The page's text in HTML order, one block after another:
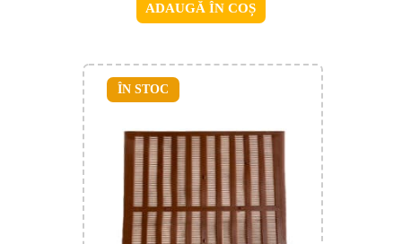
ADAUGĂ ÎN COȘ
ÎN STOC